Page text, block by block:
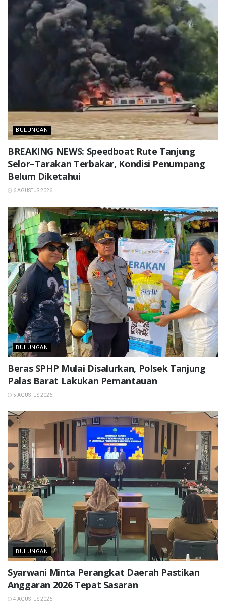
BULUNGAN
BREAKING NEWS: Speedboat Rute Tanjung
Selor–Tarakan Terbakar, Kondisi Penumpang
Belum Diketahui
6 AGUSTUS 2026
BULUNGAN
Beras SPHP Mulai Disalurkan, Polsek Tanjung
Palas Barat Lakukan Pemantauan
5 AGUSTUS 2026
BULUNGAN
Syarwani Minta Perangkat Daerah Pastikan
Anggaran 2026 Tepat Sasaran
4 AGUSTUS 2026